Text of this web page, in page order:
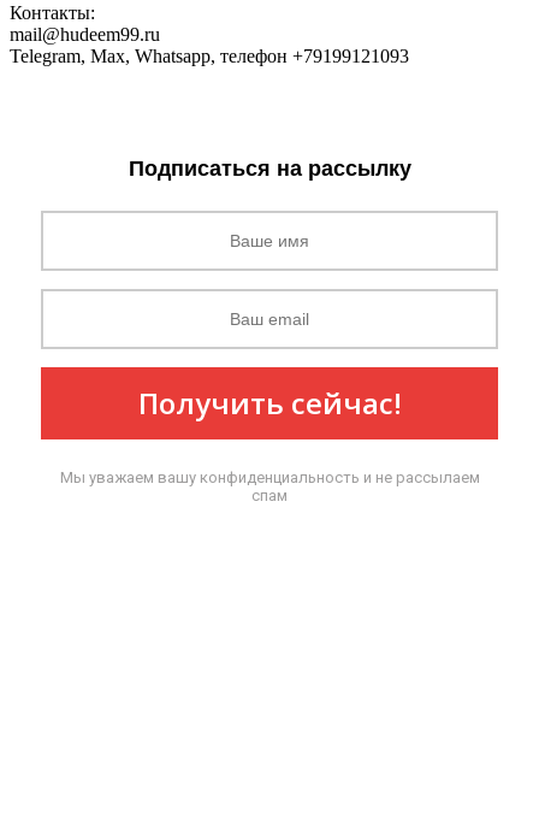
Контакты:
mail@hudeem99.ru
Telegram, Max, Whatsapp, телефон +79199121093
Подписаться на рассылку
Получить сейчас!
Мы уважаем вашу конфиденциальность и не рассылаем
спам